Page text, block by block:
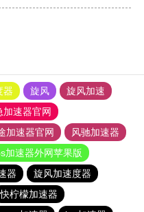
器 旋风
旋风加速
加速器官网
加速器官网
风驰加速器
加速器外网苹果版
器
旋风加速度器
快柠檬加速器